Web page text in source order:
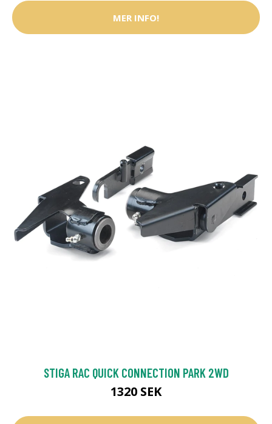
MER INFO!
STIGA RAC QUICK CONNECTION PARK 2WD
1320 SEK